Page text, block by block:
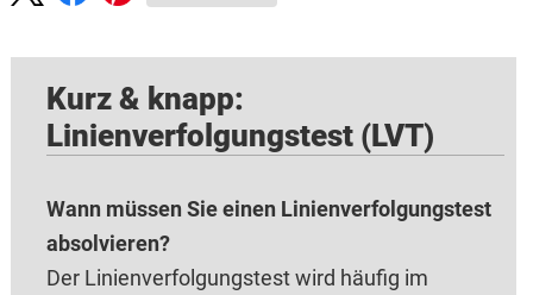
Kurz & knapp:
Linienverfolgungstest (LVT)
Wann müssen Sie einen Linienverfolgungstest
absolvieren?
Der Linienverfolgungstest wird häufig im